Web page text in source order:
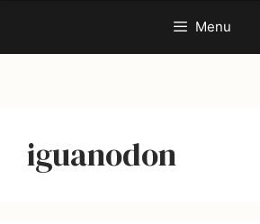
Menu
iguanodon